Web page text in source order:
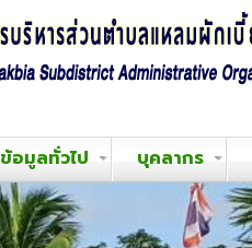
ข้อมูลทั่วไป บุคลากร